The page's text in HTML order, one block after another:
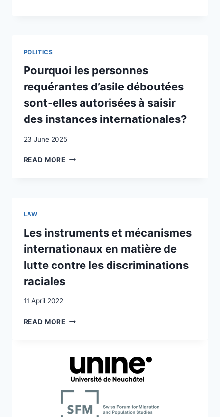
TWO-
ANALYSIS
POLITICS
Pourquoi les personnes
requérantes d’asile déboutées
sont-elles autorisées à saisir
des instances internationales?
23 June 2025
READ MOREPOURQUOI
ELLES
À
SAISIR
DES
INSTANCES
LAW
Les instruments et mécanismes
internationaux en matière de
lutte contre les discriminations
raciales
11 April 2022
READ MORELES
INTERNATIONAUX
EN
MATIÈRE
DE
CONTRE